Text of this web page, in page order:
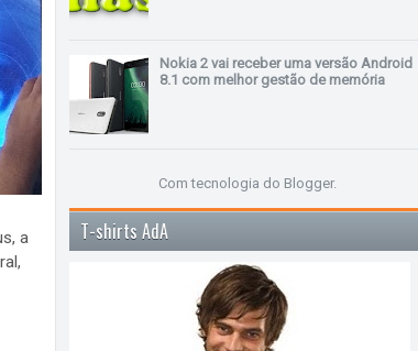
a
Nokia 2 vai receber uma versão Android
8.1 com melhor gestão de memória
Com tecnologia do Blogger.
T-shirts AdA